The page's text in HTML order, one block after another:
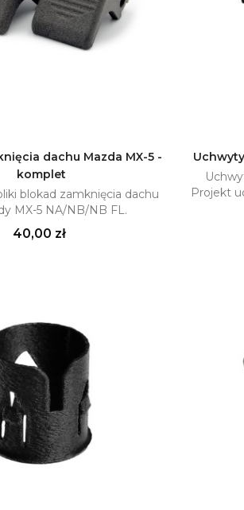
Dodaj do koszyka
dachu Mazda MX-5 -
komplet
blokad zamknięcia dachu
MX-5 NA/NB/NB FL.
Cena
40,00 zł
Projekt